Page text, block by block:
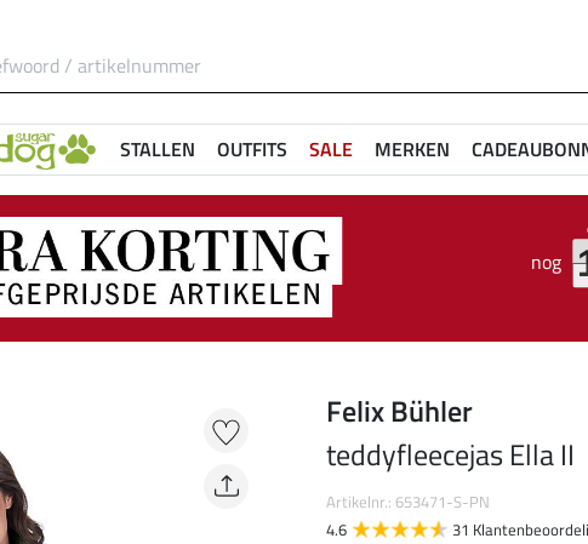
STALLEN OUTFITS SALE MERKEN
nog
Felix Bühler
teddyfleecejas Ella II
Artikelnr.: 653471-S-PN
4.6
31